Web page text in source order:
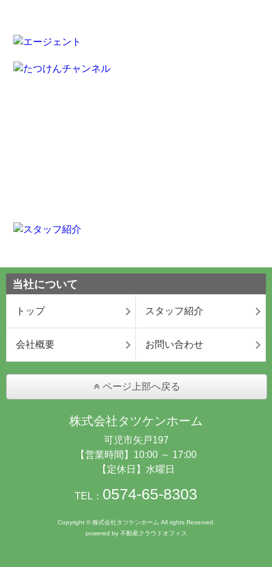
当社について
トップ スタッフ紹介
会社概要 お問い合わせ
ページ上部へ戻る
株式会社タツケンホーム
可児市矢戸197
【営業時間】10:00 ～ 17:00
【定休日】水曜日
TEL： 0574-65-8303
Copyright © 株式会社タツケンホーム All rights Reserved.
powered by 不動産クラウドオフィス